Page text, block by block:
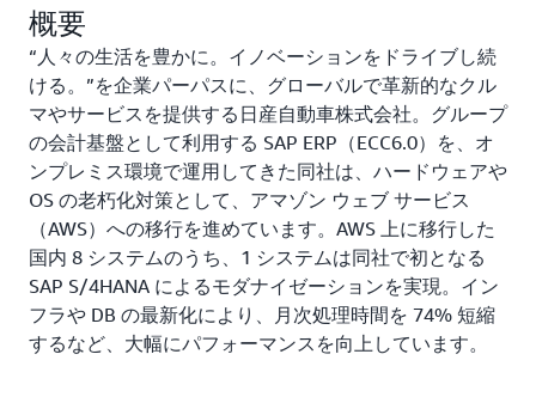
概要
“人々の生活を豊かに。イノベーションをドライブし続
ける。”を企業パーパスに、グローバルで革新的なクル
マやサービスを提供する日産自動車株式会社。グループ
の会計基盤として利用する SAP ERP（ECC6.0）を、オ
ンプレミス環境で運用してきた同社は、ハードウェアや
OS の老朽化対策として、アマゾン ウェブ サービス
（AWS）への移行を進めています。AWS 上に移行した
国内 8 システムのうち、1 システムは同社で初となる
SAP S/4HANA によるモダナイゼーションを実現。イン
フラや DB の最新化により、月次処理時間を 74% 短縮
するなど、大幅にパフォーマンスを向上しています。